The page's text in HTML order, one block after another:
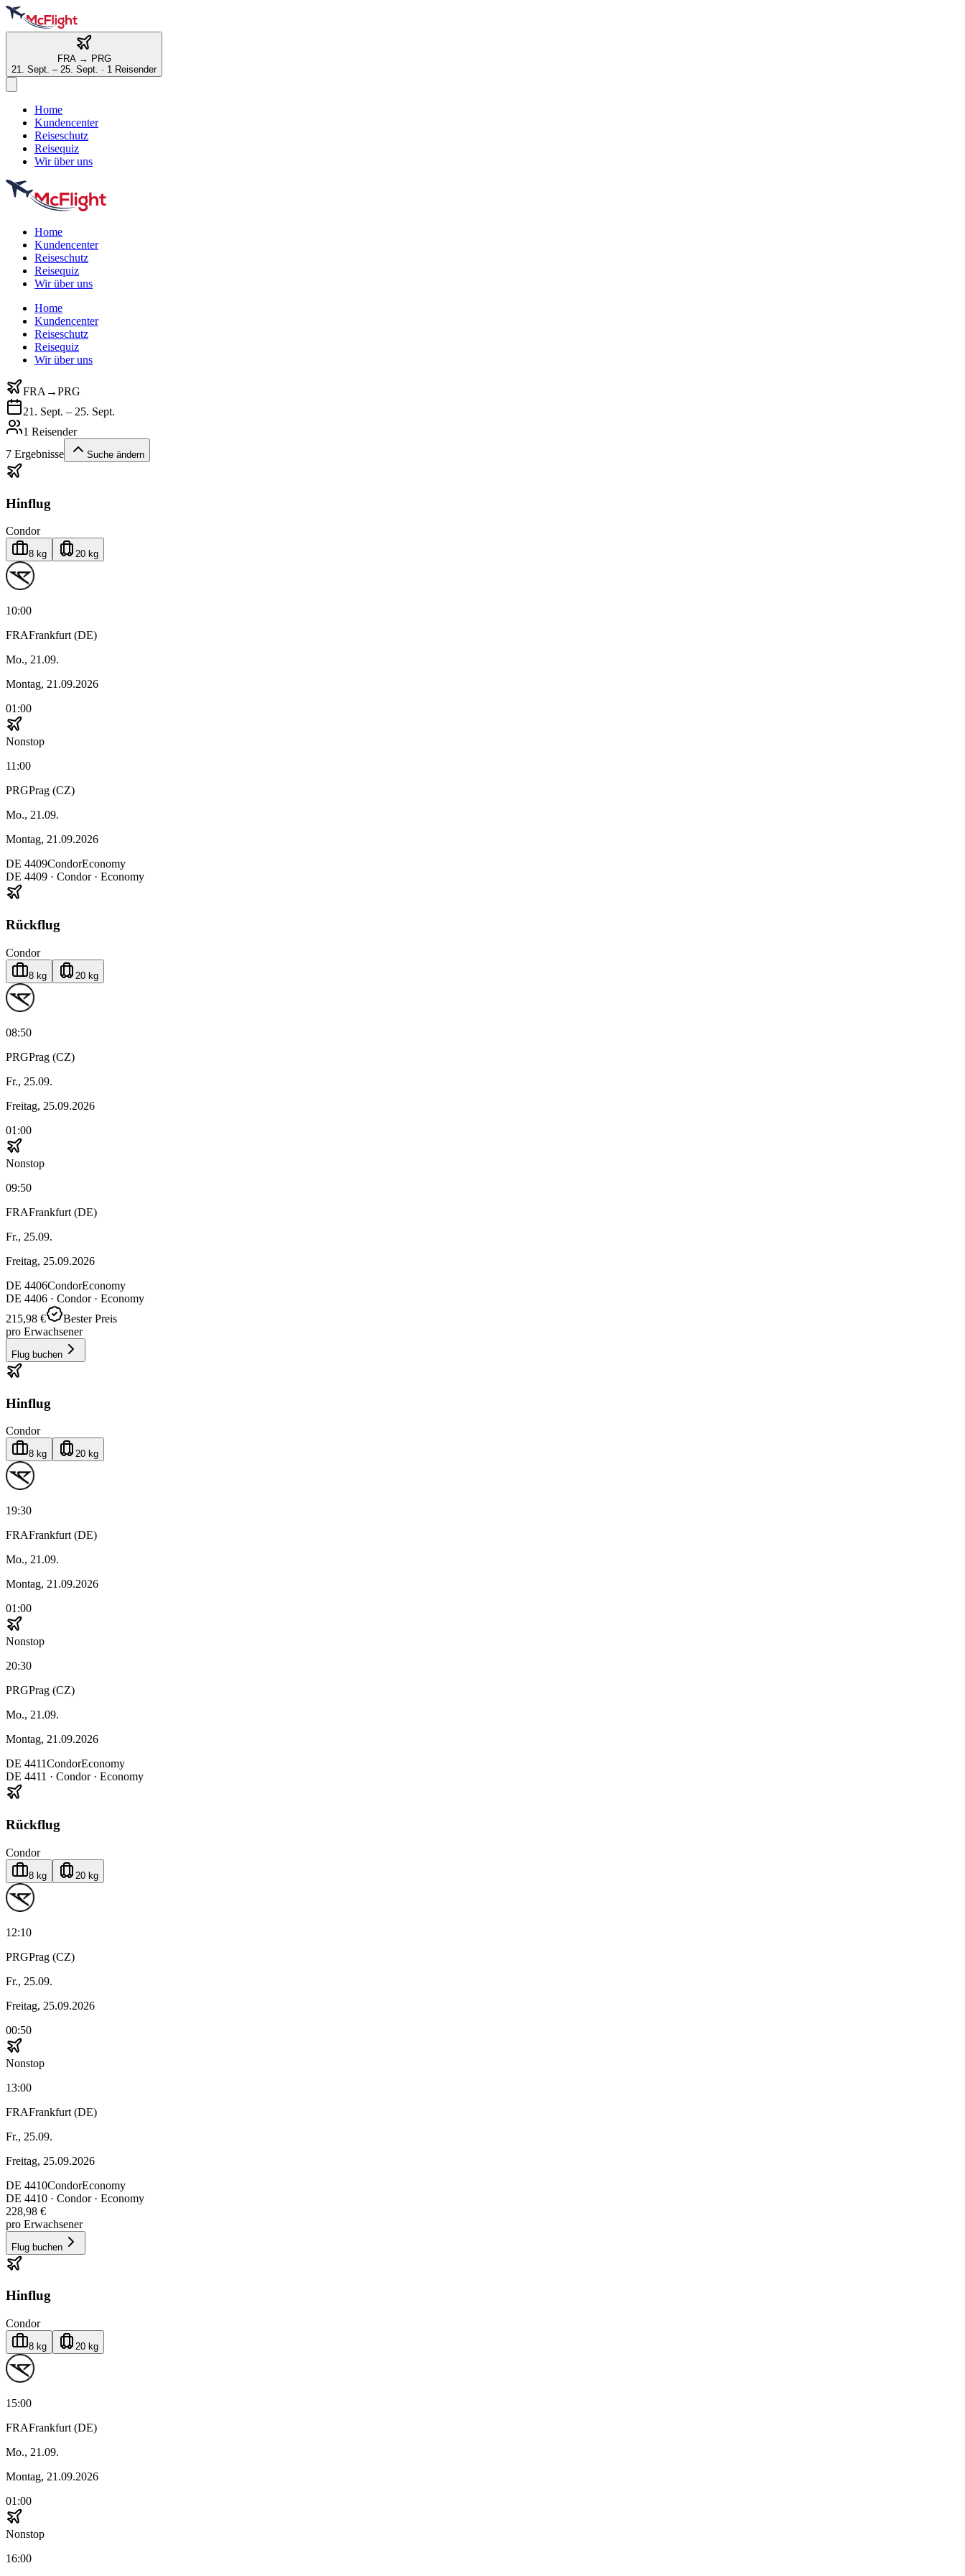
FRA→ PRG
21. Sept. – 25. Sept. · 1 Reisender
Home
Kundencenter
Reiseschutz
Reisequiz
Wir über uns
Home
Kundencenter
Reiseschutz
Reisequiz
Wir über uns
Home
Kundencenter
Reiseschutz
Reisequiz
Wir über uns
FRA →PRG
21. Sept. – 25. Sept.
1 Reisender
7 Ergebnisse Suche ändern
Hinflug
Condor
8 kg 20 kg
10:00
FRAFrankfurt (DE)
Mo., 21.09.
Montag, 21.09.2026
01:00
Nonstop
11:00
PRGPrag (CZ)
Mo., 21.09.
Montag, 21.09.2026
DE 4409CondorEconomy
DE 4409 · Condor· Economy
Rückflug
Condor
8 kg 20 kg
08:50
PRGPrag (CZ)
Fr., 25.09.
Freitag, 25.09.2026
01:00
Nonstop
09:50
FRAFrankfurt (DE)
Fr., 25.09.
Freitag, 25.09.2026
DE 4406CondorEconomy
DE 4406 · Condor· Economy
215,98 €
Bester Preis
pro Erwachsener
Flug buchen
Hinflug
Condor
8 kg 20 kg
19:30
FRAFrankfurt (DE)
Mo., 21.09.
Montag, 21.09.2026
01:00
Nonstop
20:30
PRGPrag (CZ)
Mo., 21.09.
Montag, 21.09.2026
DE 4411CondorEconomy
DE 4411 · Condor· Economy
Rückflug
Condor
8 kg 20 kg
12:10
PRGPrag (CZ)
Fr., 25.09.
Freitag, 25.09.2026
00:50
Nonstop
13:00
FRAFrankfurt (DE)
Fr., 25.09.
Freitag, 25.09.2026
DE 4410CondorEconomy
DE 4410 · Condor· Economy
228,98 €
pro Erwachsener
Flug buchen
Hinflug
Condor
8 kg 20 kg
15:00
FRAFrankfurt (DE)
Mo., 21.09.
Montag, 21.09.2026
01:00
Nonstop
16:00